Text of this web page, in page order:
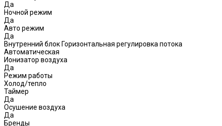
Да
Ночной режим
Да
Авто режим
Да
Внутренний блок Горизонтальная регулировка потока
Автоматическая
Ионизатор воздуха
Да
Режим работы
Холод/тепло
Таймер
Да
Осушение воздуха
Да
Бренды